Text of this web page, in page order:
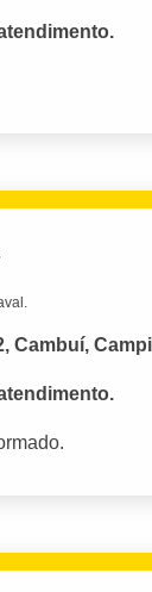
Cambuí,